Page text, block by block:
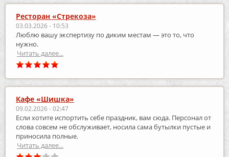
Ресторан «Стрекоза»
03.03.2026 - 10:53
Люблю вашу экспертизу по диким местам — это то, что
нужно.
Читать далее...
Кафе «Шишка»
09.02.2026 - 02:47
Если хотите испортить себе праздник, вам сюда. Персонал от
слова совсем не обслуживает, носила сама бутылки пустые и
приносила полные.
Читать далее...